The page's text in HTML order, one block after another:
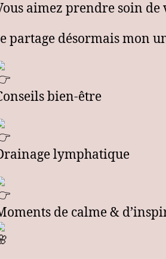
aimez prendre soin de
partage désormais mon
onseils bien-être
lymphatique
de calme &